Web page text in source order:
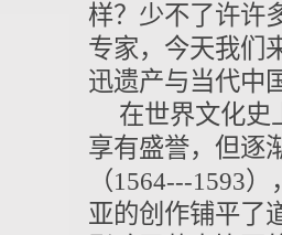
样？少不了许许
专家，今天我们
迅遗产与当代中
在世界文化史
享有盛誉，但逐
（1564---1593
亚的创作铺平了